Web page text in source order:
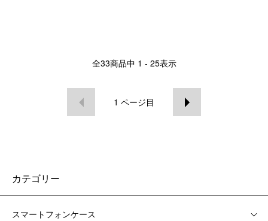
全33商品中 1 - 25表示
1 ページ目
カテゴリー
スマートフォンケース